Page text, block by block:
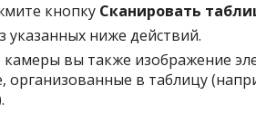
кнопку Сканировать
указанных ниже действий.
вы также изображение
организованные в таблицу